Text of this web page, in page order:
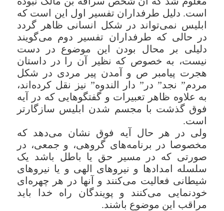
است. دلیل طرفداران تفسیر اول این است که
ابلیس نمى‌تواند در شکل انسانى ظاهر گردد
در حالى که طرفداران تفسیر دوم مى‌گویند
دلیلى بر محال بودن این موضوع در دست
نیست، به خصوص که نظیر آن را در داستان
هجرت پیامبر ص و آمدن پیر مردى در شکل
مردم” نجد” در” دار الندوه” نیز نقل کرده‌اند،
به علاوه ظاهر تعبیرات و گفتگوهایى که در آیه
فوق گذشت با مجسم شدن ابلیس سازگارتر
است.
ولى در هر حال آیه فوق نشان مى‌دهد که
مخصوصا در برنامه‌هاى گروهى، و جمعى، در
صورتى که در مسیر حق یا باطل باشد یک
سلسله امدادها و نیروهاى الهى و یا نیروهاى
شیطانى فعالیت مى‌کنند و آنها در هر چهره‌اى
خودنمایى مى‌کنند و پویندگان راه خدا باید
مراقب این موضوع باشند.